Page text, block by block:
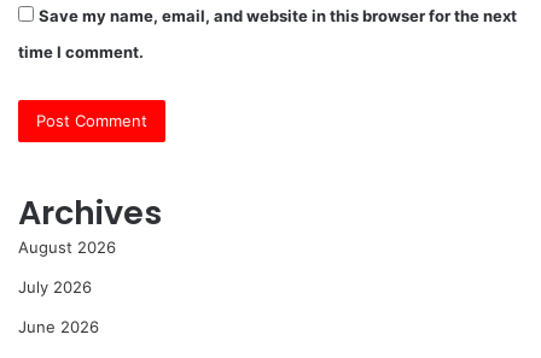
Save my name, email, and website in this browser for the next
time I comment.
Archives
August 2026
July 2026
June 2026